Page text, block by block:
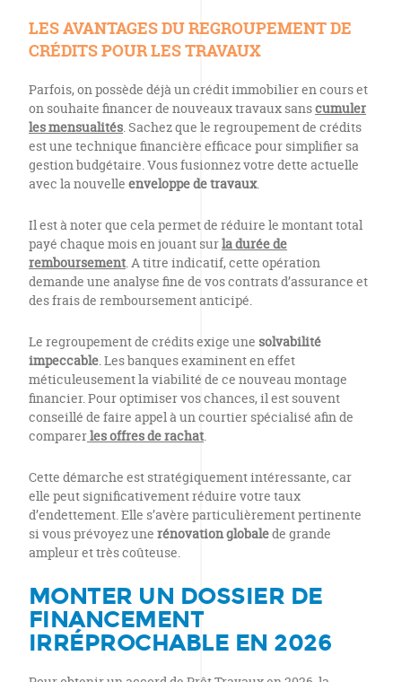
LES AVANTAGES DU REGROUPEMENT DE
CRÉDITS POUR LES TRAVAUX
Parfois, on possède déjà un crédit immobilier en cours et
on souhaite financer de nouveaux travaux sanscumuler
les mensualités. Sachez que le regroupement de crédits
est une technique financière efficace pour simplifier sa
gestion budgétaire. Vous fusionnez votre dette actuelle
avec la nouvelle enveloppe de travaux.
Il est à noter que cela permet de réduire le montant total
payé chaque mois en jouant surla durée de
remboursement. A titre indicatif, cette opération
demande une analyse fine de vos contrats d’assurance et
des frais de remboursement anticipé.
Le regroupement de crédits exige une solvabilité
impeccable. Les banques examinent en effet
méticuleusement la viabilité de ce nouveau montage
financier. Pour optimiser vos chances, il est souvent
conseillé de faire appel à un courtier spécialisé afin de
comparerles offres de rachat.
Cette démarche est stratégiquement intéressante, car
elle peut significativement réduire votre taux
d’endettement. Elle s’avère particulièrement pertinente
si vous prévoyez une rénovation globalede grande
ampleur et très coûteuse.
MONTER UN DOSSIER DE
FINANCEMENT
IRRÉPROCHABLE EN 2026